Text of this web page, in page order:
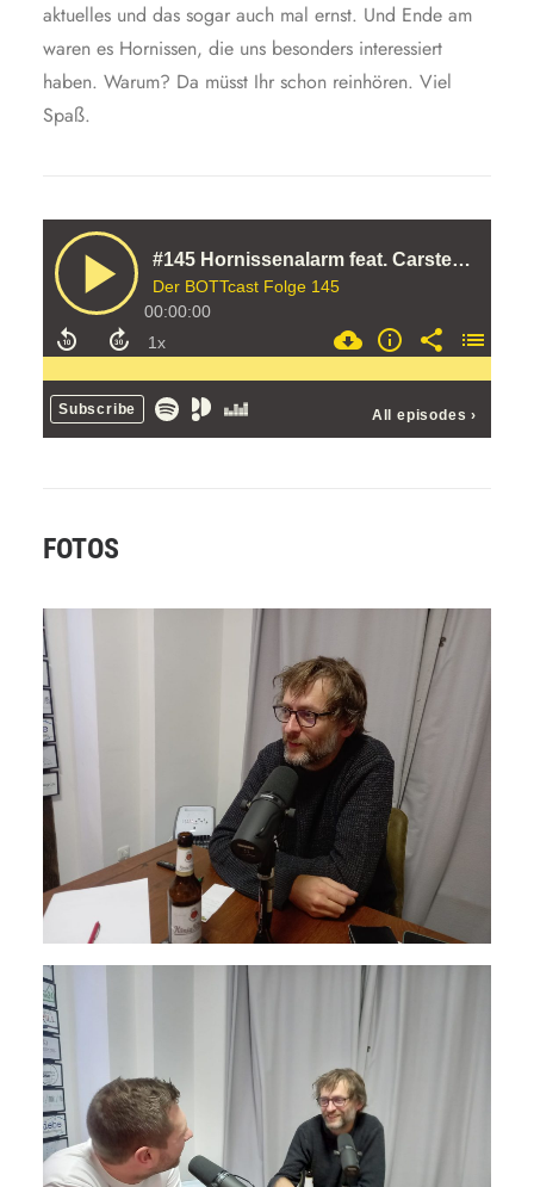
aktuelles und das sogar auch mal ernst. Und Ende am
waren es Hornissen, die uns besonders interessiert
haben. Warum? Da müsst Ihr schon reinhören. Viel
Spaß.
FOTOS